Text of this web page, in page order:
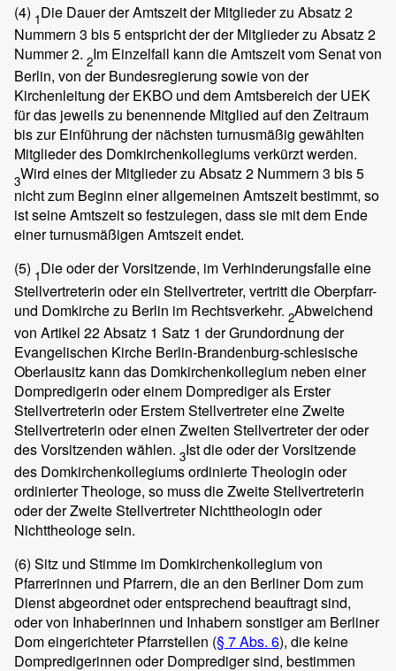
(4) 1Die Dauer der Amtszeit der Mitglieder zu Absatz 2
Nummern 3 bis 5 entspricht der der Mitglieder zu Absatz 2
Nummer 2. 2Im Einzelfall kann die Amtszeit vom Senat von
Berlin, von der Bundesregierung sowie von der
Kirchenleitung der EKBO und dem Amtsbereich der UEK
für das jeweils zu benennende Mitglied auf den Zeitraum
bis zur Einführung der nächsten turnusmäßig gewählten
Mitglieder des Domkirchenkollegiums verkürzt werden.
3Wird eines der Mitglieder zu Absatz 2 Nummern 3 bis 5
nicht zum Beginn einer allgemeinen Amtszeit bestimmt, so
ist seine Amtszeit so festzulegen, dass sie mit dem Ende
einer turnusmäßigen Amtszeit endet.
(5) 1Die oder der Vorsitzende, im Verhinderungsfalle eine
Stellvertreterin oder ein Stellvertreter, vertritt die Oberpfarr-
und Domkirche zu Berlin im Rechtsverkehr. 2Abweichend
von Artikel 22 Absatz 1 Satz 1 der Grundordnung der
Evangelischen Kirche Berlin-Brandenburg-schlesische
Oberlausitz kann das Domkirchenkollegium neben einer
Dompredigerin oder einem Domprediger als Erster
Stellvertreterin oder Erstem Stellvertreter eine Zweite
Stellvertreterin oder einen Zweiten Stellvertreter der oder
des Vorsitzenden wählen. 3Ist die oder der Vorsitzende
des Domkirchenkollegiums ordinierte Theologin oder
ordinierter Theologe, so muss die Zweite Stellvertreterin
oder der Zweite Stellvertreter Nichttheologin oder
Nichttheologe sein.
(6) Sitz und Stimme im Domkirchenkollegium von
Pfarrerinnen und Pfarrern, die an den Berliner Dom zum
Dienst abgeordnet oder entsprechend beauftragt sind,
oder von Inhaberinnen und Inhabern sonstiger am Berliner
Dom eingerichteter Pfarrstellen (§ 7 Abs. 6), die keine
Dompredigerinnen oder Domprediger sind, bestimmen